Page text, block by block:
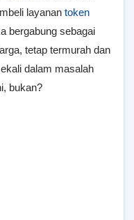
layanan token
bergabung sebagai
tetap termurah dan
dalam masalah
bukan?